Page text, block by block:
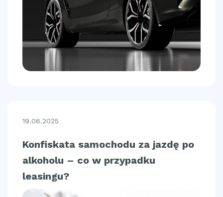
19.06.2025
Konfiskata samochodu za jazdę po
alkoholu – co w przypadku
leasingu?